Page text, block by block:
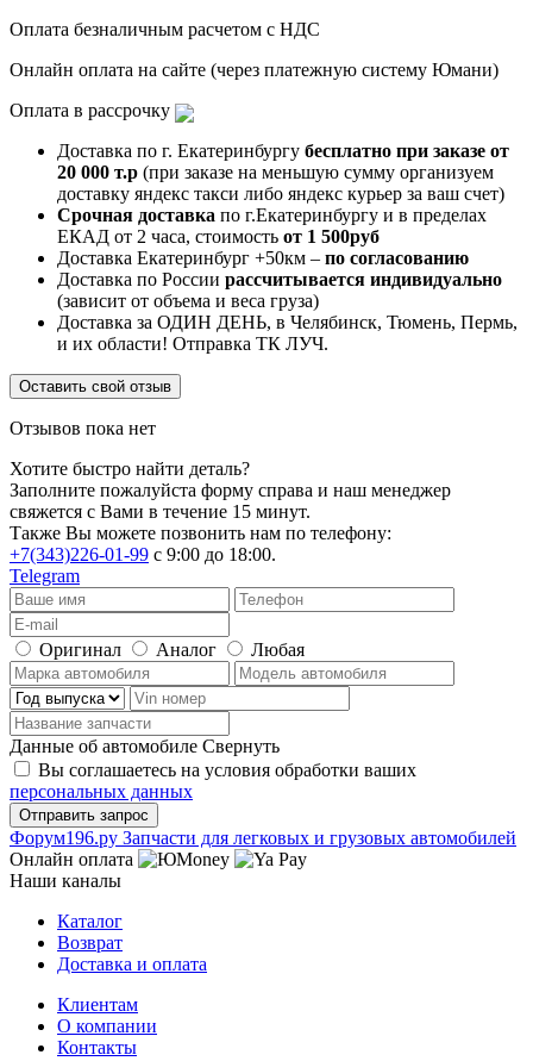
Оплата безналичным расчетом с НДС
Онлайн оплата на сайте (через платежную систему Юмани)
Оплата в рассрочку
Доставка по г. Екатеринбургу бесплатно при заказе от
20 000 т.р (при заказе на меньшую сумму организуем
доставку яндекс такси либо яндекс курьер за ваш счет)
Срочная доставка по г.Екатеринбургу и в пределах
ЕКАД от 2 часа, стоимость от 1 500руб
Доставка Екатеринбург +50км – по согласованию
Доставка по России рассчитывается индивидуально
(зависит от объема и веса груза)
Доставка за ОДИН ДЕНЬ, в Челябинск, Тюмень, Пермь,
и их области! Отправка ТК ЛУЧ.
Оставить свой отзыв
Отзывов пока нет
Хотите быстро найти деталь?
Заполните пожалуйста форму справа и наш менеджер
свяжется с Вами в течение 15 минут.
Также Вы можете позвонить нам по телефону:
+7(343)226-01-99 с 9:00 до 18:00.
Telegram
Оригинал Аналог Любая
Данные об автомобиле Свернуть
Вы соглашаетесь на условия обработки ваших
персональных данных
Фoрум196.ру Запчасти для легковых и грузовых автомобилей
Онлайн оплата
Наши каналы
Каталог
Возврат
Доставка и оплата
Клиентам
О компании
Контакты